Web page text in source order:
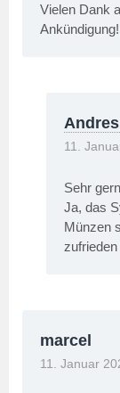
Vielen Dank
11.
Sehr
Ja, das
Münzen
marcel
11. Januar